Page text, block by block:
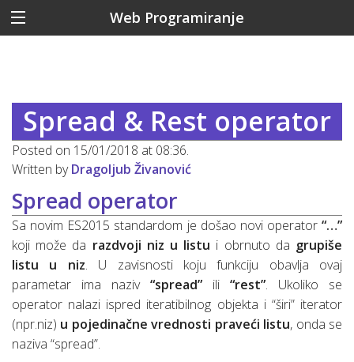
Web Programiranje
Spread & Rest operator
Posted on 15/01/2018 at 08:36.
Written byDragoljub Živanović
Spread operator
Sa novim ES2015 standardom je došao novi operator “…”
koji može da razdvoji niz u listu i obrnuto da grupiše
listu u niz. U zavisnosti koju funkciju obavlja ovaj
parametar ima naziv “spread” ili “rest”. Ukoliko se
operator nalazi ispred iteratibilnog objekta i “širi” iterator
(npr.niz) u pojedinačne vrednosti praveći listu, onda se
naziva “spread”.